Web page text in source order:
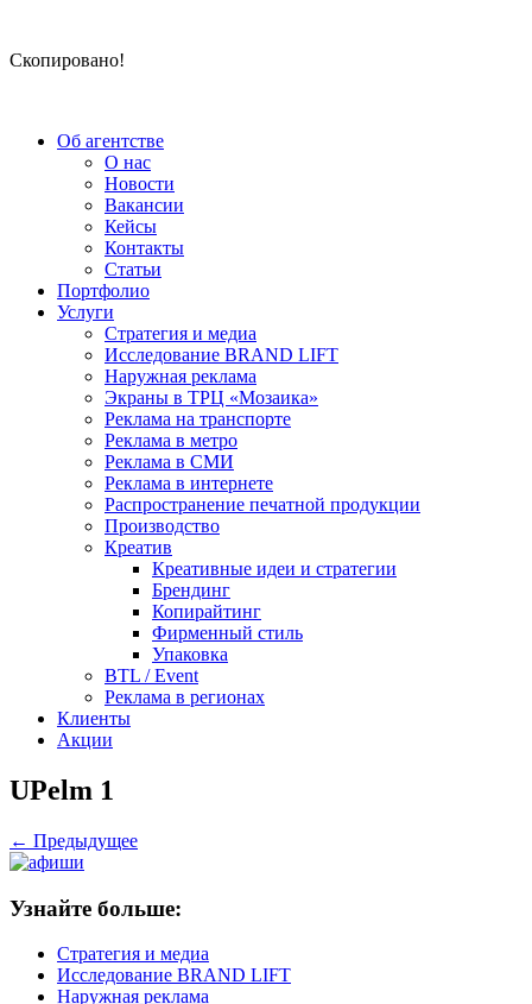
Скопировано!
Об агентстве
О нас
Новости
Вакансии
Кейсы
Контакты
Статьи
Портфолио
Услуги
Стратегия и медиа
Исследование BRAND LIFT
Наружная реклама
Экраны в ТРЦ «Мозаика»
Реклама на транспорте
Реклама в метро
Реклама в СМИ
Реклама в интернете
Распространение печатной продукции
Производство
Креатив
Креативные идеи и стратегии
Брендинг
Копирайтинг
Фирменный стиль
Упаковка
BTL / Event
Реклама в регионах
Клиенты
Акции
UPelm 1
← Предыдущее
Узнайте больше:
Стратегия и медиа
Исследование BRAND LIFT
Наружная реклама